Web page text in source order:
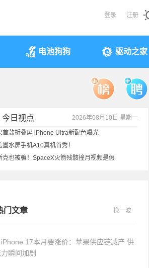
登录 注册
电池狗狗 驱动之家
今日视点
2026年08月10日 星期一
首款折叠屏 iPhone Ultra新配色曝光
墨水屏手机A10真机首秀！
克也被骗！SpaceX火箭残骸撞月视频是假
门文章 换一波
iPhone 17本月要涨价：苹果供应链减产 供
瞬间加剧